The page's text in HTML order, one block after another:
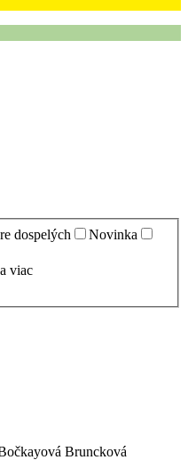
dospelých
Novinka
viac
Bruncková